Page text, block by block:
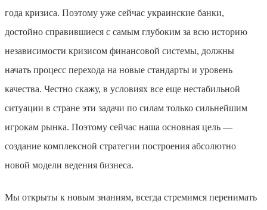
года кризиса. Поэтому уже сейчас украинские банки,
достойно справившиеся с самым глубоким за всю историю
независимости кризисом финансовой системы, должны
начать процесс перехода на новые стандарты и уровень
качества. Честно скажу, в условиях все еще нестабильной
ситуации в стране эти задачи по силам только сильнейшим
игрокам рынка. Поэтому сейчас наша основная цель —
создание комплексной стратегии построения абсолютно
новой модели ведения бизнеса.
Мы открыты к новым знаниям, всегда стремимся перенимать